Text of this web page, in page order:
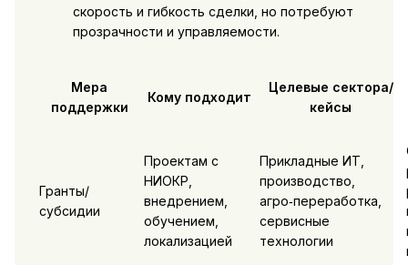
скорость и гибкость сделки, но потребуют
прозрачности и управляемости.
Мера
поддержки
Кому подходит
Целевые сектора/
кейсы
Гранты/
субсидии
Проектам с
НИОКР,
внедрением,
обучением,
локализацией
Прикладные ИТ,
производство,
агро‑переработка,
сервисные
технологии